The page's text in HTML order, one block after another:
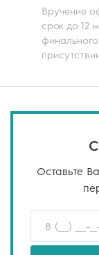
Вручение
срок до 12
Оставьте